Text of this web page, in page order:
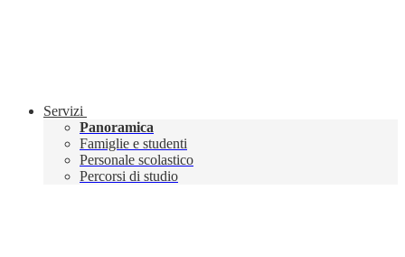
Servizi
Panoramica
Famiglie e studenti
Personale scolastico
Percorsi di studio